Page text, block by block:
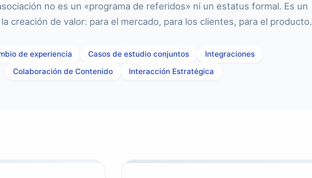
no es un «programa de referidos» ni un estatus formal. Es un
creación de valor: para el mercado, para los clientes, para el producto.
de experiencia Casos de estudio conjuntos
Integraciones
Colaboración de Contenido
Interacción Estratégica